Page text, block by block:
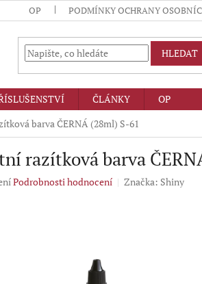
OP PODMÍNKY OCHRANY
HLEDAT
ČLÁNKY
OP
barva ČERNÁ (28ml) S-61
razítková barva
Podrobnosti hodnocení Značka: Shiny